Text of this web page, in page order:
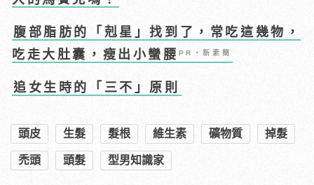
腹部脂肪的「剋星」找到了，常吃這幾物，
吃走大肚囊，瘦出小蠻腰 PR・新素簡
追女生時的「三不」原則
頭皮 生髮 髮根 維生素 礦物質 掉髮
禿頭 頭髮 型男知識家